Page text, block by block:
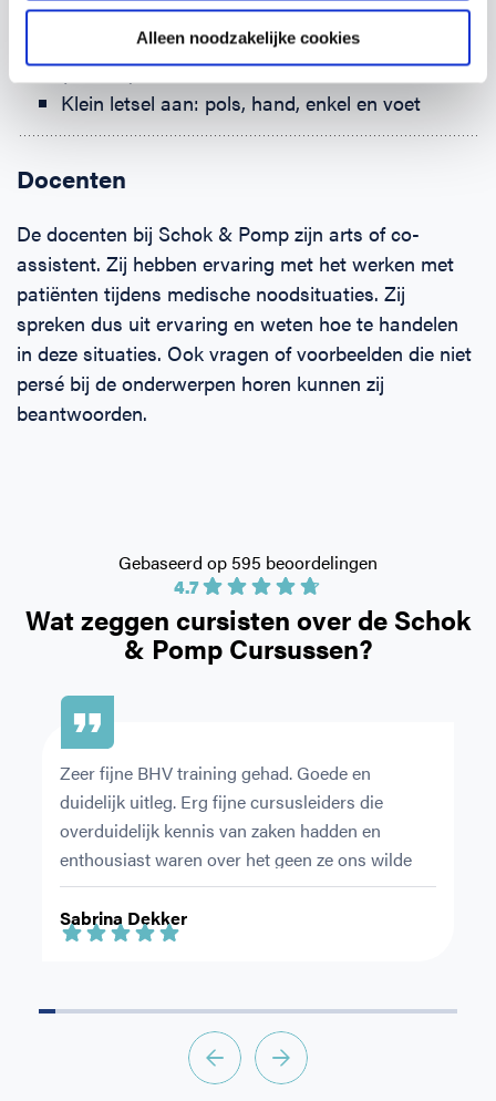
Alleen noodzakelijke cookies
Stabiele zijligging
Ernstige bloeding
(Brand-)wonden
Klein letsel aan: pols, hand, enkel en voet
Docenten
De docenten bij Schok & Pomp zijn arts of co-
assistent. Zij hebben ervaring met het werken met
patiënten tijdens medische noodsituaties. Zij
spreken dus uit ervaring en weten hoe te handelen
in deze situaties. Ook vragen of voorbeelden die niet
persé bij de onderwerpen horen kunnen zij
beantwoorden.
Wat zeggen cursisten over de Schok
& Pomp Cursussen?
4.7
Gebaseerd op 595 beoordelingen
Sabrina Dekker
Zeer fijne BHV training gehad. Goede en
duidelijk uitleg. Erg fijne cursusleiders die
overduidelijk kennis van zaken hadden en
enthousiast waren over het geen ze ons wilde
leren.